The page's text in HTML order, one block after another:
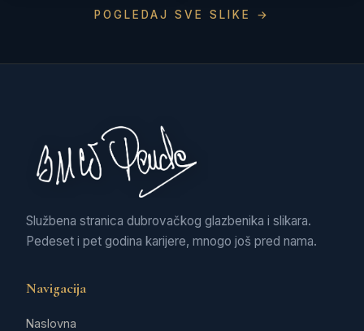
POGLEDAJ SVE SLIKE →
Službena stranica dubrovačkog glazbenika i slikara.
Pedeset i pet godina karijere, mnogo još pred nama.
Navigacija
Naslovna